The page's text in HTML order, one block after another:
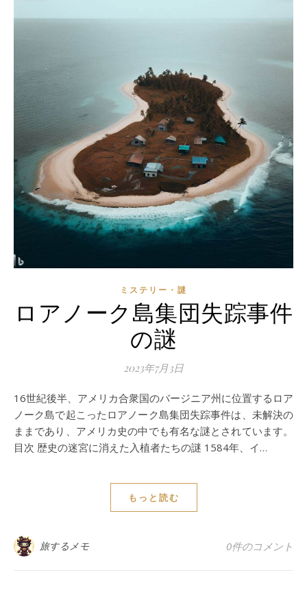
ミステリー・謎
ロアノーク島集団失踪事件
の謎
2023年7月3日
16世紀後半、アメリカ合衆国のバージニア州に位置するロア
ノーク島で起こったロアノーク島集団失踪事件は、未解決の
ままであり、アメリカ史の中でも有名な謎とされています。
目次 歴史の迷宮に消えた入植者たちの謎 1584年、イ…
もっと読む
旅するメモ 0件のコメント